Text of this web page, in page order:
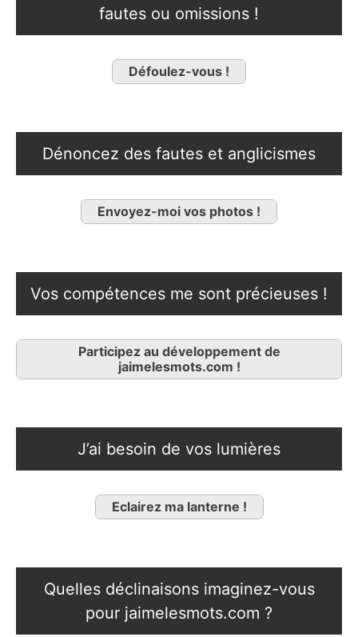
fautes ou omissions !
Défoulez-vous !
Dénoncez des fautes et anglicismes
Envoyez-moi vos photos !
Vos compétences me sont précieuses !
Participez au développement de
jaimelesmots.com !
J’ai besoin de vos lumières
Eclairez ma lanterne !
Quelles déclinaisons imaginez-vous
pour jaimelesmots.com ?